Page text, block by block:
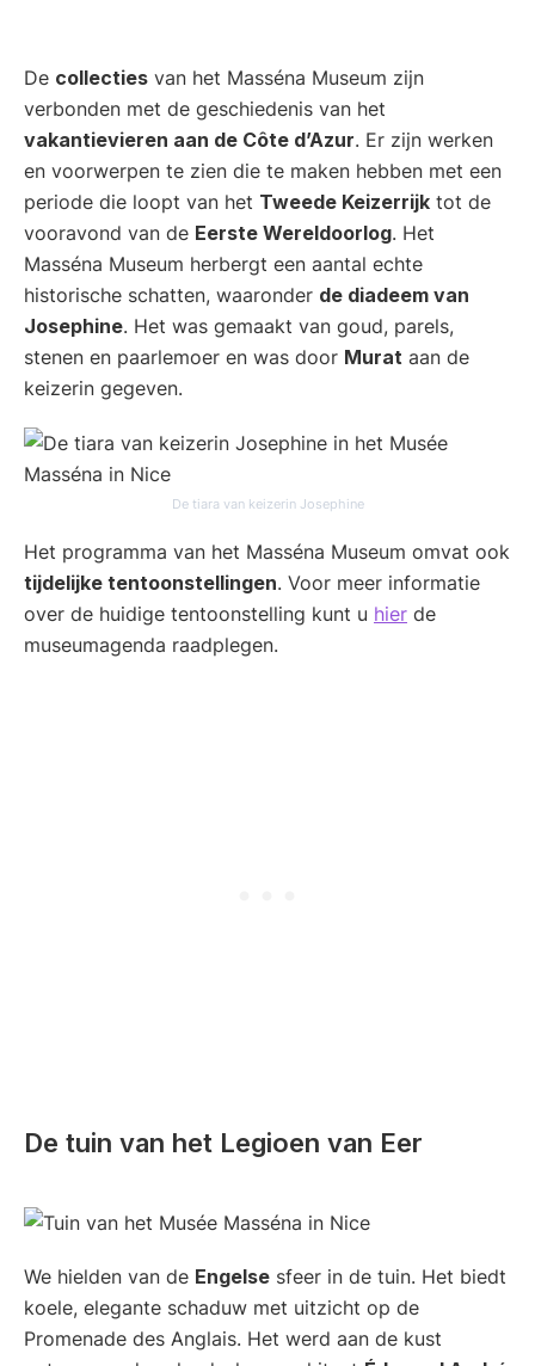
De collecties van het Masséna Museum zijn
verbonden met de geschiedenis van het
vakantievieren aan de Côte d’Azur. Er zijn werken
en voorwerpen te zien die te maken hebben met een
periode die loopt van het Tweede Keizerrijk tot de
vooravond van de Eerste Wereldoorlog. Het
Masséna Museum herbergt een aantal echte
historische schatten, waaronder de diadeem van
Josephine. Het was gemaakt van goud, parels,
stenen en paarlemoer en was door Murat aan de
keizerin gegeven.
De tiara van keizerin Josephine
Het programma van het Masséna Museum omvat ook
tijdelijke tentoonstellingen. Voor meer informatie
over de huidige tentoonstelling kunt u hier de
museumagenda raadplegen.
De tuin van het Legioen van Eer
We hielden van de Engelse sfeer in de tuin. Het biedt
koele, elegante schaduw met uitzicht op de
Promenade des Anglais. Het werd aan de kust